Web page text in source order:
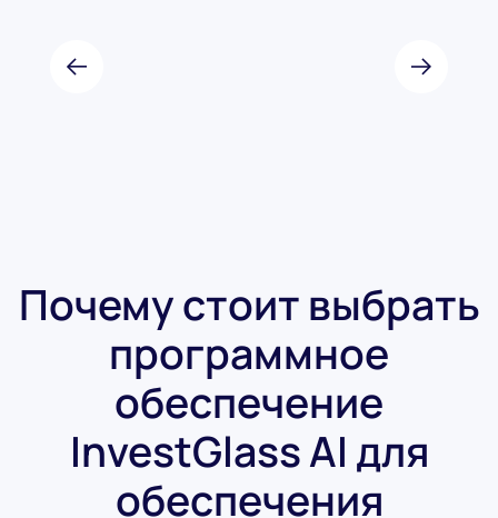
Почему стоит выбрать
программное
обеспечение
InvestGlass AI для
обеспечения